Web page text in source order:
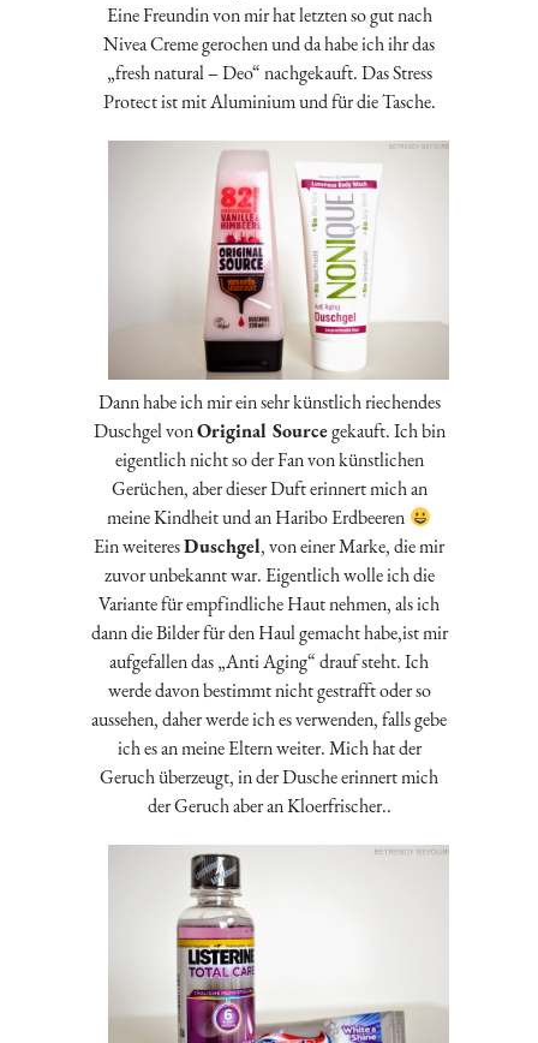
Eine Freundin von mir hat letzten so gut nach
Nivea Creme gerochen und da habe ich ihr das
„fresh natural – Deo“ nachgekauft. Das Stress
Protect ist mit Aluminium und für die Tasche.
Dann habe ich mir ein sehr künstlich riechendes
Duschgel vonOriginal Sourcegekauft. Ich bin
eigentlich nicht so der Fan von künstlichen
Gerüchen, aber dieser Duft erinnert mich an
meine Kindheit und an Haribo Erdbeeren
Ein weiteresDuschgel, von einer Marke, die mir
zuvor unbekannt war. Eigentlich wolle ich die
Variante für empfindliche Haut nehmen, als ich
dann die Bilder für den Haul gemacht habe,ist mir
aufgefallen das „Anti Aging“ drauf steht. Ich
werde davon bestimmt nicht gestrafft oder so
aussehen, daher werde ich es verwenden, falls gebe
ich es an meine Eltern weiter. Mich hat der
Geruch überzeugt, in der Dusche erinnert mich
der Geruch aber an Kloerfrischer..